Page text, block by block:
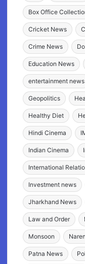
Box Office
Cricket News
Crime News
Education News
entertainment news
Geopolitics
Healthy Diet
Hindi Cinema
Indian Cinema
International
Investment news
Jharkhand News
Law and Order
Monsoon
Patna News